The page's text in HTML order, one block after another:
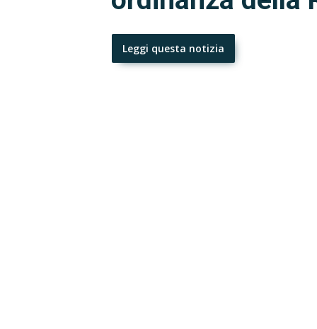
Leggi questa notizia